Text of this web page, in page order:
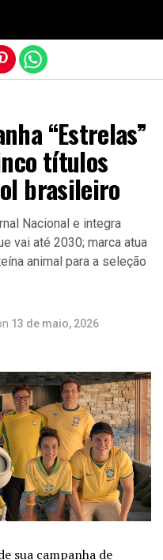
“Estrelas”
títulos
brasileiro
Nacional e integra
vai até 2030; marca atua
animal para a seleção
13 de maio, 2026
sua campanha de